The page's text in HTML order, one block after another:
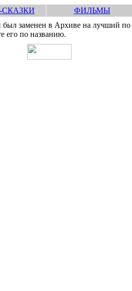
СКАЗКИ ФИЛЬМЫ
заменен в Архиве на лучший по
его по названию.